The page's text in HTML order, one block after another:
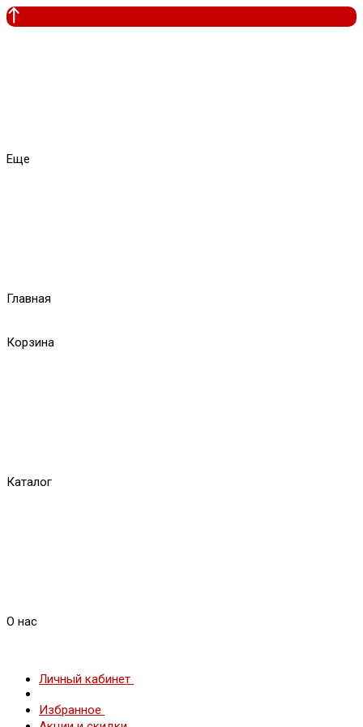
Еще
Главная
Корзина
Каталог
О нас
Личный кабинет
Избранное